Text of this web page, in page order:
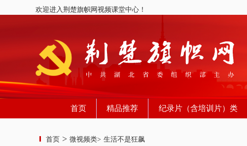
欢迎进入荆楚旗帜网视频课堂中心！
首页 精品推荐 纪录片（含培训片）类
首页 > 微视频类> 生活不是狂飙